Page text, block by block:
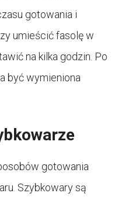
gotowania i
umieścić fasolę w
na kilka godzin. Po
być wymieniona
gotowania
Szybkowary są